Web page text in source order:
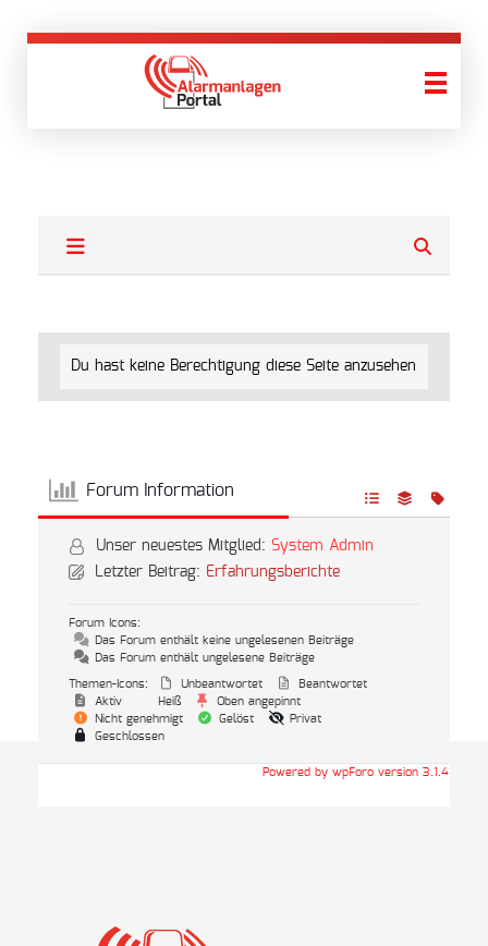
Du hast keine Berechtigung diese Seite anzusehen
Forum Information
Unser neuestes Mitglied: System Admin
Letzter Beitrag: Erfahrungsberichte
Forum Icons:
Das Forum enthält keine ungelesenen Beiträge
Das Forum enthält ungelesene Beiträge
Themen-Icons:
Unbeantwortet
Beantwortet
Aktiv
Heiß
Oben angepinnt
Nicht genehmigt
Gelöst
Privat
Geschlossen
Powered by wpForo version 3.1.4